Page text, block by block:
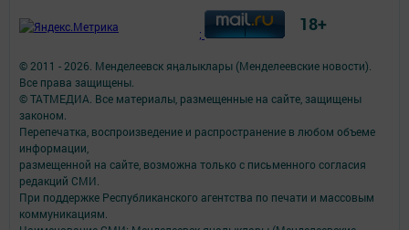
© 2011 - 2026. Менделеевск яӊалыклары (Менделеевские новости).
Все права защищены.
© ТАТМЕДИА. Все материалы, размещенные на сайте, защищены
законом.
Перепечатка, воспроизведение и распространение в любом объеме
информации,
размещенной на сайте, возможна только с письменного согласия
редакций СМИ.
При поддержке Республиканского агентства по печати и массовым
коммуникациям.
; 18+